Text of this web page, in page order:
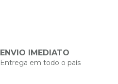
ENVIO IMEDIATO
Entrega em todo o país